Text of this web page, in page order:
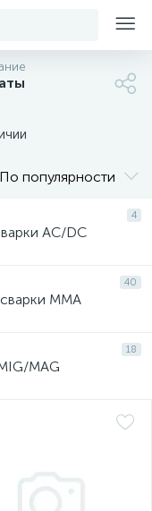
По популярности
4
AC/DC
40
MMA
18
MAG